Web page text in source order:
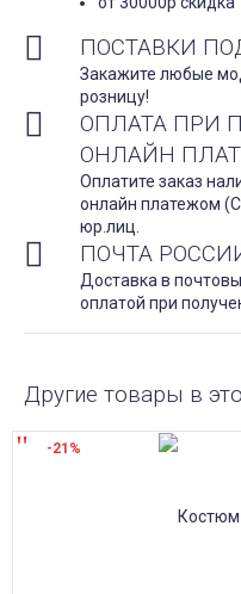
ПОСТАВКИ
Закажите любые
розницу!
ОПЛАТА ПРИ
ОНЛАЙН
Оплатите заказ
онлайн платежом
юр.лиц.
ПОЧТА
Доставка в
оплатой при
Другие товары в
-21%